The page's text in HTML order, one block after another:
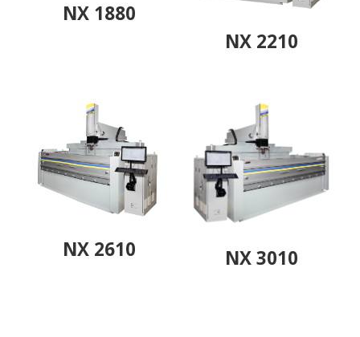
NX 1880
NX 2210
NX 2610 NX 3010